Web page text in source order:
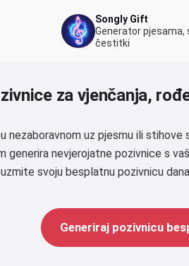
Songly Gift
Generator pjesama,
čestitki
za vjenčanja,
nezaboravnom uz pjesmu ili
generira nevjerojatne pozivnice s
svoju besplatnu pozivnicu
Generiraj pozivnicu